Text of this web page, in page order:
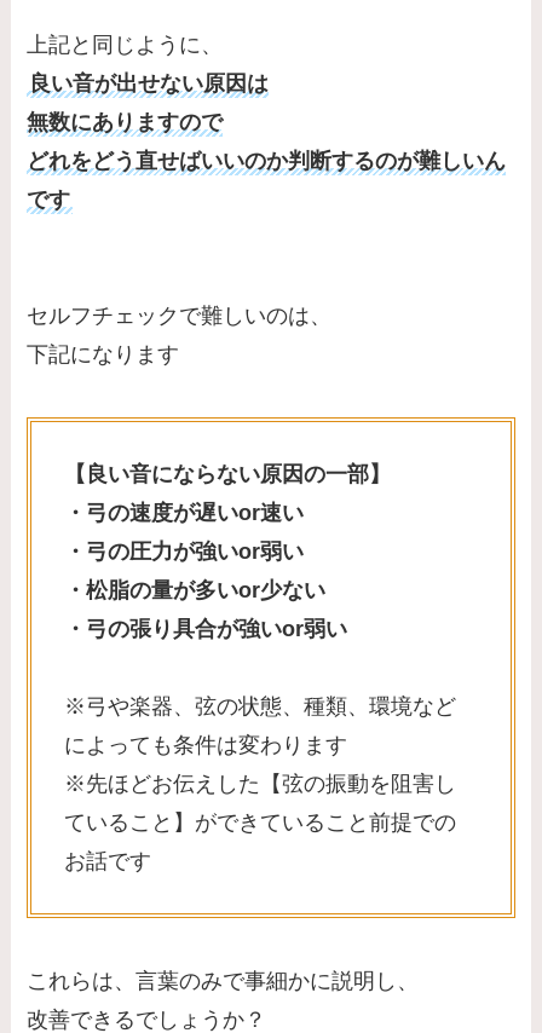
上記と同じように、
良い音が出せない原因は
無数にありますので
どれをどう直せばいいのか判断するのが難しいん
です
セルフチェックで難しいのは、
下記になります
【良い音にならない原因の一部】
・弓の速度が遅いor速い
・弓の圧力が強いor弱い
・松脂の量が多いor少ない
・弓の張り具合が強いor弱い
※弓や楽器、弦の状態、種類、環境など
によっても条件は変わります
※先ほどお伝えした【弦の振動を阻害し
ていること】ができていること前提での
お話です
これらは、言葉のみで事細かに説明し、
改善できるでしょうか？